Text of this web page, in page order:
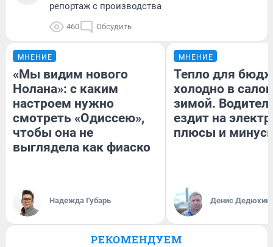
репортаж с производства
460 Обсудить
МНЕНИЕ
«Мы видим нового
Нолана»: с каким
настроем нужно
смотреть «Одиссею»,
чтобы она не
выглядела как фиаско
Надежда Губарь
МНЕНИЕ
Тепло для
холодно в
зимой.
ездит на
плюсы и
Денис Дедюхин
РЕКОМЕНДУЕМ